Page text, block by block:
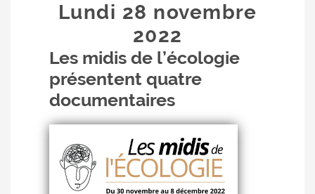
Lundi 28 novembre
2022
Les midis de l’écologie
présentent quatre
documentaires